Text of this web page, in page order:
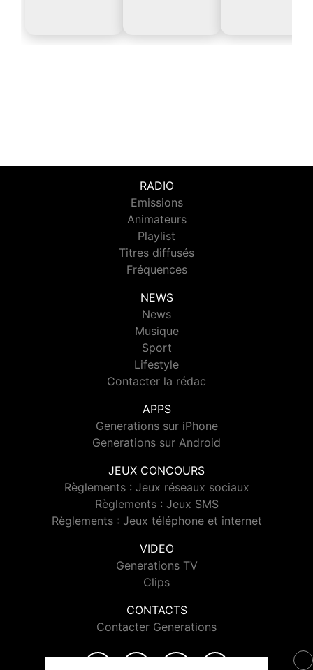
RADIO
Emissions
Animateurs
Playlist
Titres diffusés
Fréquences
NEWS
News
Musique
Sport
Lifestyle
Contacter la rédac
APPS
Generations sur iPhone
Generations sur Android
JEUX CONCOURS
Règlements : Jeux réseaux sociaux
Règlements : Jeux SMS
Règlements : Jeux téléphone et internet
VIDEO
Generations TV
Clips
CONTACTS
Contacter Generations